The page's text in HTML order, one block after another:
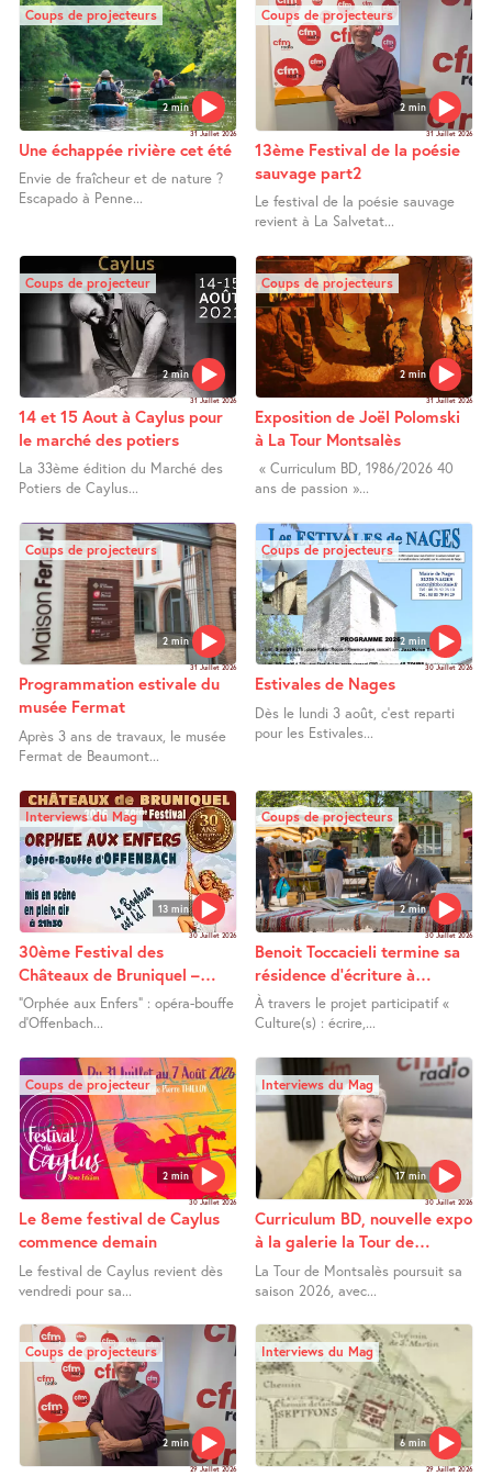
2 min
Coups de projecteurs
31 Juillet 2026
Une échappée rivière cet été
Envie de fraîcheur et de nature ?
Escapado à Penne...
2 min
Coups de projecteurs
31 Juillet 2026
13ème Festival de la poésie
sauvage part2
Le festival de la poésie sauvage
revient à La Salvetat...
2 min
Coups de projecteur
31 Juillet 2026
14 et 15 Aout à Caylus pour
le marché des potiers
La 33ème édition du Marché des
Potiers de Caylus...
2 min
Coups de projecteurs
31 Juillet 2026
Exposition de Joël Polomski
à La Tour Montsalès
« Curriculum BD, 1986/2026 40
ans de passion »...
2 min
Coups de projecteurs
31 Juillet 2026
Programmation estivale du
musée Fermat
Après 3 ans de travaux, le musée
Fermat de Beaumont...
2 min
Coups de projecteurs
30 Juillet 2026
Estivales de Nages
Dès le lundi 3 août, c’est reparti
pour les Estivales...
13 min
Interviews du Mag
30 Juillet 2026
30ème Festival des
Châteaux de Bruniquel –
Orphée aux Enfers
"Orphée aux Enfers" : opéra-bouffe
d’Offenbach...
2 min
Coups de projecteurs
30 Juillet 2026
Benoit Toccacieli termine sa
résidence d’écriture à
Lafrançaise
À travers le projet participatif «
Culture(s) : écrire,...
2 min
Coups de projecteur
30 Juillet 2026
Le 8eme festival de Caylus
commence demain
Le festival de Caylus revient dès
vendredi pour sa...
17 min
Interviews du Mag
30 Juillet 2026
Curriculum BD, nouvelle expo
à la galerie la Tour de
Montsalès
La Tour de Montsalès poursuit sa
saison 2026, avec...
2 min
Coups de projecteurs
29 Juillet 2026
6 min
Interviews du Mag
29 Juillet 2026